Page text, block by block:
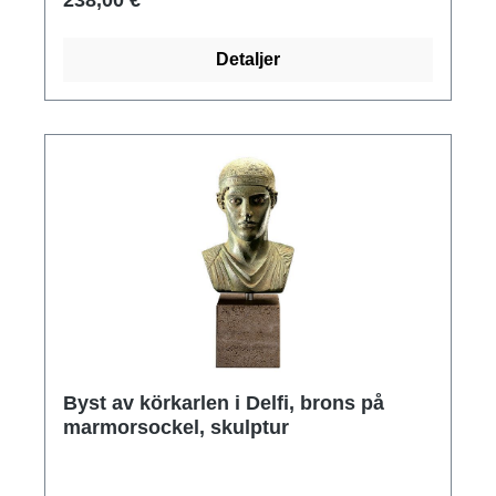
gjuten för hand. Storlek inklusive bas 21 x 10 x
Detaljer
Byst av körkarlen i Delfi, brons på
marmorsockel, skulptur